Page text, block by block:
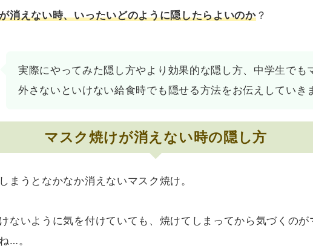
消えない時、いったいどのように隠したらよいのか？
実際にやってみた隠し方やより効果的な隠し方、中学生でも
外さないといけない給食時でも隠せる方法をお伝えしていき
マスク焼けが消えない時の隠し方
まうとなかなか消えないマスク焼け。
ないように気を付けていても、焼けてしまってから気づくのが
…。